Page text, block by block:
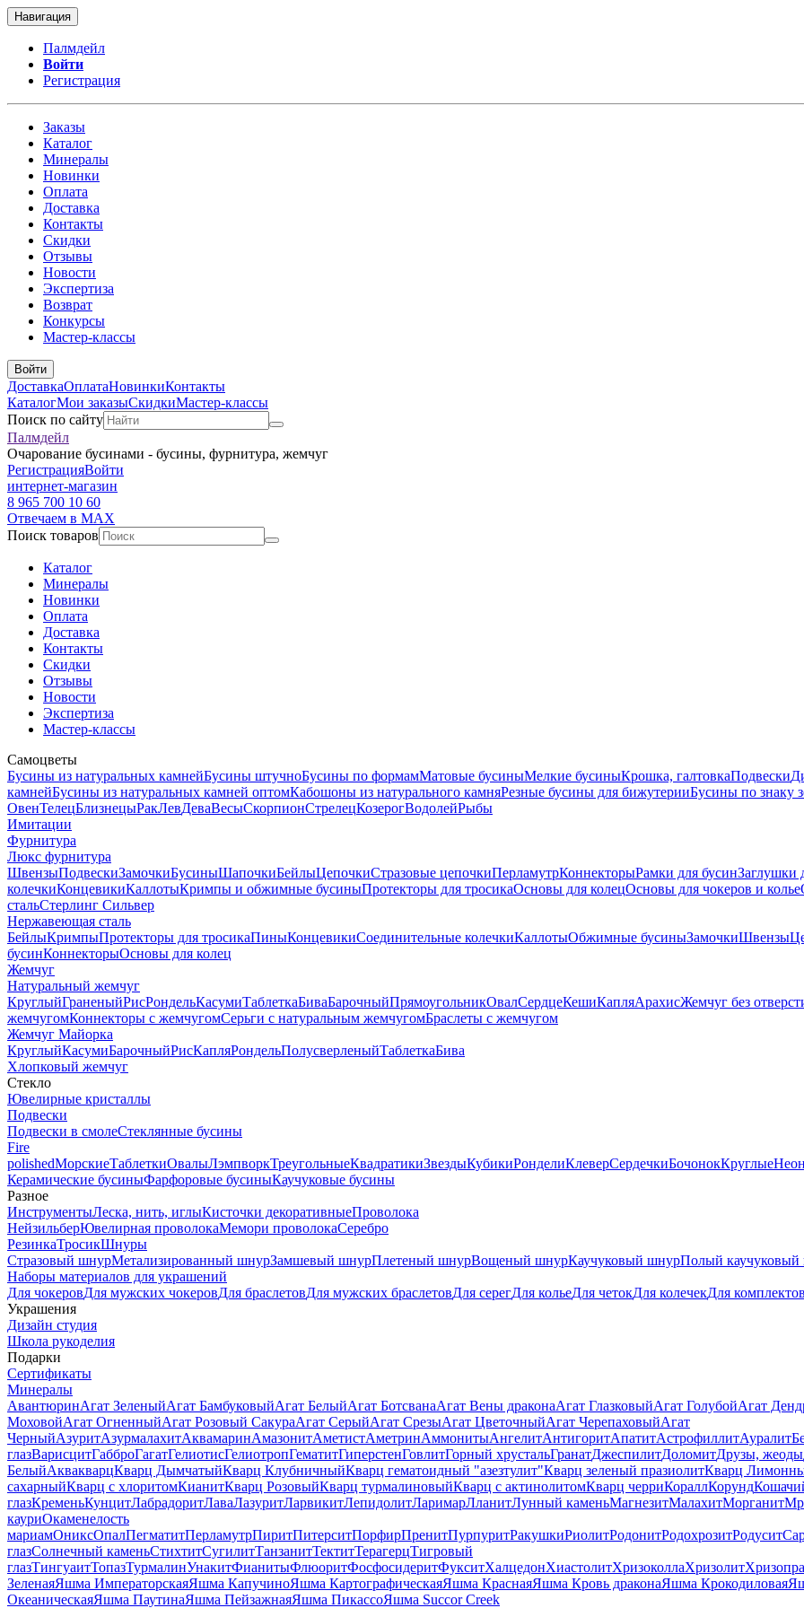
Навигация
Палмдейл
Войти
Регистрация
Заказы
Каталог
Минералы
Новинки
Оплата
Доставка
Контакты
Скидки
Отзывы
Новости
Экспертиза
Возврат
Конкурсы
Мастер-классы
Войти
ДоставкаОплатаНовинкиКонтакты
КаталогМои заказыСкидкиМастер-классы
Поиск по сайту
Палмдейл
Очарование бусинами - бусины, фурнитура, жемчуг
РегистрацияВойти
интернет-магазин
8 965 700 10 60
Отвечаем в MAX
Поиск товаров
Каталог
Минералы
Новинки
Оплата
Доставка
Контакты
Скидки
Отзывы
Новости
Экспертиза
Мастер-классы
Самоцветы
Бусины из натуральных камнейБусины штучноБусины по формамМатовые бусиныМелкие бусиныКрошка, галтовкаПодвески
камнейБусины из натуральных камней оптомКабошоны из натурального камняРезные бусины для бижутерииБусины по знаку
ОвенТелецБлизнецыРакЛевДеваВесыСкорпионСтрелецКозерогВодолейРыбы
Имитации
Фурнитура
Люкс фурнитура
ШвензыПодвескиЗамочкиБусиныШапочкиБейлыЦепочкиСтразовые цепочкиПерламутрКоннекторыРамки для бусинЗаглушки
колечкиКонцевикиКаллотыКримпы и обжимные бусиныПротекторы для тросикаОсновы для колецОсновы для чокеров и колье
стальСтерлинг Сильвер
Нержавеющая сталь
БейлыКримпыПротекторы для тросикаПиныКонцевикиСоединительные колечкиКаллотыОбжимные бусиныЗамочкиШвензы
бусинКоннекторыОсновы для колец
Жемчуг
Натуральный жемчуг
КруглыйГраненыйРисРондельКасумиТаблеткаБиваБарочныйПрямоугольникОвалСердцеКешиКапляАрахисЖемчуг без
жемчугомКоннекторы с жемчугомСерьги с натуральным жемчугомБраслеты с жемчугом
Жемчуг Майорка
КруглыйКасумиБарочныйРисКапляРондельПолусверленыйТаблеткаБива
Хлопковый жемчуг
Стекло
Ювелирные кристаллы
Подвески
Подвески в смолеСтеклянные бусины
Fire
polishedМорскиеТаблеткиОвалыЛэмпворкТреугольныеКвадратикиЗвездыКубикиРонделиКлеверСердечкиБочонокКруглые
Керамические бусиныФарфоровые бусиныКаучуковые бусины
Разное
ИнструментыЛеска, нить, иглыКисточки декоративныеПроволока
НейзильберЮвелирная проволокаМемори проволокаСеребро
РезинкаТросикШнуры
Стразовый шнурМетализированный шнурЗамшевый шнурПлетеный шнурВощеный шнурКаучуковый шнурПолый
Наборы материалов для украшений
Для чокеровДля мужских чокеровДля браслетовДля мужских браслетовДля серегДля кольеДля четокДля колечекДля
Украшения
Дизайн студия
Школа рукоделия
Подарки
Сертификаты
Минералы
АвантюринАгат ЗеленыйАгат БамбуковыйАгат БелыйАгат БотсванаАгат Вены драконаАгат ГлазковыйАгат ГолубойАгат
МоховойАгат ОгненныйАгат Розовый СакураАгат СерыйАгат СрезыАгат ЦветочныйАгат ЧерепаховыйАгат
ЧерныйАзуритАзурмалахитАквамаринАмазонитАметистАметринАммонитыАнгелитАнтигоритАпатитАстрофиллитАуралит
глазВарисцитГабброГагатГелиотисГелиотропГематитГиперстенГовлитГорный хрустальГранатДжеспилитДоломитДрузы, жеоды
БелыйАквакварцКварц ДымчатыйКварц КлубничныйКварц гематоидный "азезтулит"Кварц зеленый празиолитКварц
сахарныйКварц с хлоритомКианитКварц РозовыйКварц турмалиновыйКварц с актинолитомКварц черриКораллКорунд
глазКременьКунцитЛабрадоритЛаваЛазуритЛарвикитЛепидолитЛаримарЛланитЛунный каменьМагнезитМалахитМорганит
кауриОкаменелость
мариамОниксОпалПегматитПерламутрПиритПитерситПорфирПренитПурпуритРакушкиРиолитРодонитРодохрозитРодусит
глазСолнечный каменьСтихтитСугилитТанзанитТектитТерагерцТигровый
глазТингуаитТопазТурмалинУнакитФианитыФлюоритФосфосидеритФукситХалцедонХиастолитХризоколлаХризолит
ЗеленаяЯшма ИмператорскаяЯшма КапучиноЯшма КартографическаяЯшма КраснаяЯшма Кровь драконаЯшма Крокодиловая
ОкеаническаяЯшма ПаутинаЯшма ПейзажнаяЯшма ПикассоЯшма Succor Creek